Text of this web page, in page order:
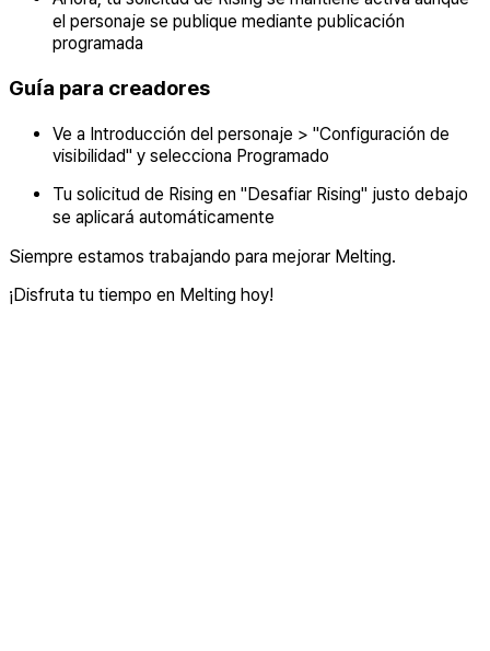
el personaje se publique mediante publicación
programada
Guía para creadores
Ve a Introducción del personaje > "Configuración de
visibilidad" y selecciona Programado
Tu solicitud de Rising en "Desafiar Rising" justo debajo
se aplicará automáticamente
Siempre estamos trabajando para mejorar Melting.
¡Disfruta tu tiempo en Melting hoy!